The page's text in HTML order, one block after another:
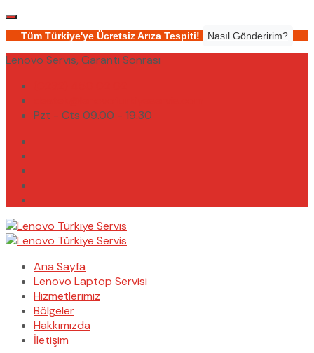
Tüm Türkiye'ye Ücretsiz Arıza Tespiti! Nasıl Gönderirim?
Lenovo Servis, Garanti Sonrası
Pzt - Cts 09.00 - 19.30
Ana Sayfa
Lenovo Laptop Servisi
Hizmetlerimiz
Bölgeler
Hakkımızda
İletişim